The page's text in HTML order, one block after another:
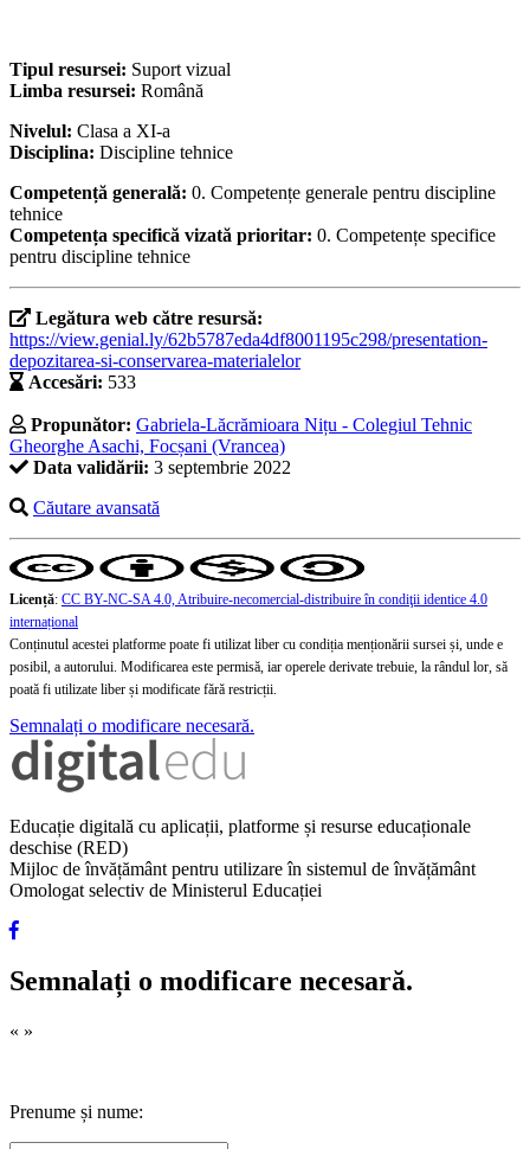
Tipul resursei: Suport vizual
Limba resursei: Română
Nivelul: Clasa a XI-a
Disciplina: Discipline tehnice
Competență generală: 0. Competențe generale pentru discipline
tehnice
Competența specifică vizată prioritar: 0. Competențe specifice
pentru discipline tehnice
Legătura web către resursă:
https://view.genial.ly/62b5787eda4df8001195c298/presentation-
depozitarea-si-conservarea-materialelor
Accesări: 533
Propunător: Gabriela-Lăcrămioara Nițu - Colegiul Tehnic
Gheorghe Asachi, Focșani (Vrancea)
Data validării: 3 septembrie 2022
Căutare avansată
Licență: CC BY-NC-SA 4.0, Atribuire-necomercial-distribuire în condiţii identice 4.0
internațional
Conținutul acestei platforme poate fi utilizat liber cu condiția menționării sursei și, unde e
posibil, a autorului. Modificarea este permisă, iar operele derivate trebuie, la rândul lor, să
poată fi utilizate liber și modificate fără restricții.
Semnalați o modificare necesară.
Educație digitală cu aplicații, platforme și resurse educaționale
deschise (RED)
Mijloc de învățământ pentru utilizare în sistemul de învățământ
Omologat selectiv de Ministerul Educației
Semnalați o modificare necesară.
« »
Prenume și nume: